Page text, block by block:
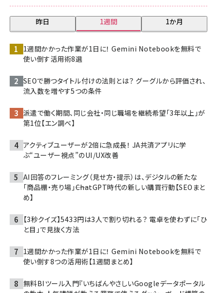
昨日 1週間 1か月
1週間かかった作業が1日に！ Gemini Notebookを無料で
使い倒す活用術8選
SEOで勝つタイトル付けの法則とは？ グーグルから評価され、
流入数を増やす5つの条件
派遣で働く期間、同じ会社・同じ職場を継続希望「3年以上」が
第1位【エン調べ】
アクティブユーザーが2倍に急成長！ JA共済アプリに学
ぶ“ユーザー視点”のUI/UX改善
AI回答のフレーミング（見せ方・提示）は、デジタルの新たな
「商品棚・売り場」――ChatGPT時代の新しい購買行動【SEOまと
め】
【3秒クイズ】5433円は3人で割り切れる？ 電卓を使わずに「ひ
と目」で見抜く方法
1週間かかった作業が1日に！ Gemini Notebookを無料で
使い倒す8つの活用術【1週間まとめ】
無料BIツール入門『いちばんやさしいGoogleデータポータル